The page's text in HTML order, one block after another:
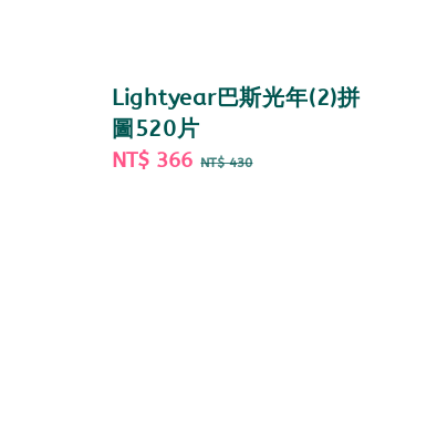
Lightyear巴斯光年(2)拼
圖520片
Sale
NT$ 366 Regular
NT$ 430